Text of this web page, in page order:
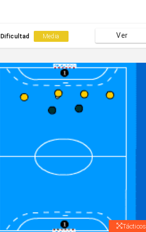
Dificultad Media Ver
Tácticos